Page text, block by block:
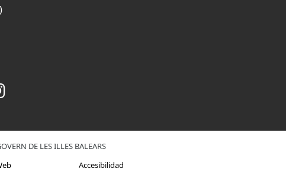
DE LES ILLES BALEARS
Accesibilidad